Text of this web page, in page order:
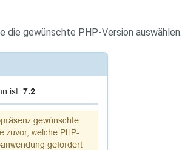
die gewünschte PHP-Version auswählen.